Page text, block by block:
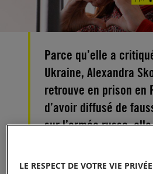
Parce qu’elle a
Ukraine, Alexandra
retrouve en prison en
d’avoir diffusé de
sur l’armée russe,
condamnée à sept
tribunal de Saint-
LE RESPECT DE VOTRE VIE